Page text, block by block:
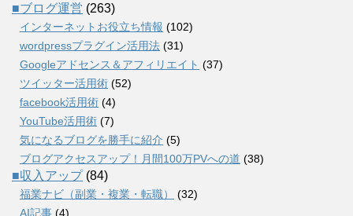
■ブログ運営 (263)
インターネットお役立ち情報 (102)
wordpressプラグイン活用法 (31)
Googleアドセンス＆アフィリエイト (37)
ツイッター活用術 (52)
facebook活用術 (4)
YouTube活用術 (7)
気になるブログを勝手に紹介 (5)
ブログアクセスアップ！月間100万PVへの道 (38)
■収入アップ(84)
福業ナビ（副業・複業・転職）
(32)
AI記事 (4)